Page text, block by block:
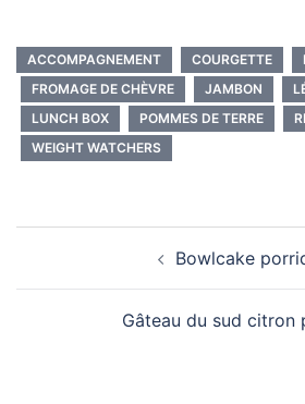
ACCOMPAGNEMENT COURGETTE
FROMAGE DE CHÈVRE
JAMBON
LUNCH BOX
POMMES DE TERRE
WEIGHT WATCHERS
Bowlcake
Gâteau du sud citron